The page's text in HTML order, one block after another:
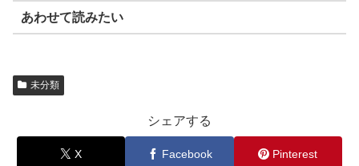
あわせて読みたい
未分類
シェアする
X Facebook Pinterest